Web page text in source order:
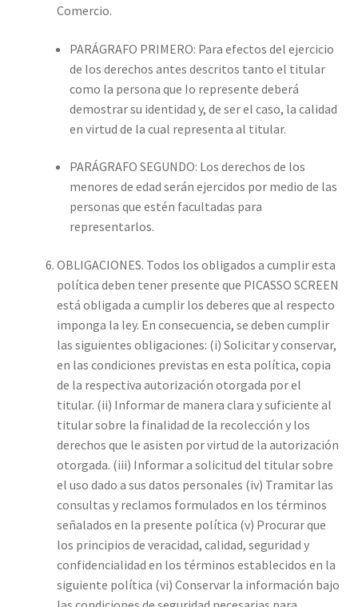
Comercio.
PARÁGRAFO PRIMERO: Para efectos del ejercicio
de los derechos antes descritos tanto el titular
como la persona que Io represente deberá
demostrar su identidad y, de ser el caso, la calidad
en virtud de la cual representa al titular.
PARÁGRAFO SEGUNDO: Los derechos de los
menores de edad serán ejercidos por medio de las
personas que estén facultadas para
representarlos.
OBLIGACIONES. Todos los obligados a cumplir esta
política deben tener presente que PICASSO SCREEN
está obligada a cumplir los deberes que al respecto
imponga la ley. En consecuencia, se deben cumplir
las siguientes obligaciones: (i) Solicitar y conservar,
en las condiciones previstas en esta política, copia
de la respectiva autorización otorgada por el
titular. (ii) Informar de manera clara y suficiente al
titular sobre la finalidad de la recolección y los
derechos que le asisten por virtud de la autorización
otorgada. (iii) Informar a solicitud del titular sobre
el uso dado a sus datos personales (iv) Tramitar las
consultas y reclamos formulados en los términos
señalados en la presente política (v) Procurar que
los principios de veracidad, calidad, seguridad y
confidencialidad en los términos establecidos en la
siguiente política (vi) Conservar la información bajo